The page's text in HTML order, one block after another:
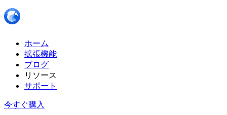
ホーム
拡張機能
ブログ
リソース
サポート
今すぐ購入